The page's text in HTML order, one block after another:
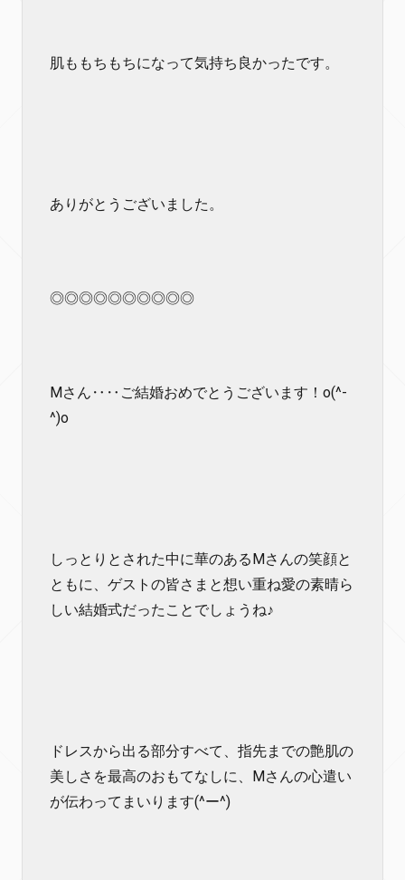
肌ももちもちになって気持ち良かったです。
ありがとうございました。
◎◎◎◎◎◎◎◎◎◎
Mさん‥‥ご結婚おめでとうございます！o(^-
^)o
しっとりとされた中に華のあるMさんの笑顔と
ともに、ゲストの皆さまと想い重ね愛の素晴ら
しい結婚式だったことでしょうね♪
ドレスから出る部分すべて、指先までの艶肌の
美しさを最高のおもてなしに、Mさんの心遣い
が伝わってまいります(^ー^)